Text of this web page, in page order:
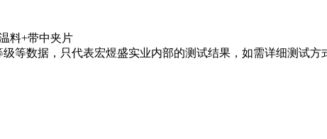
料+带中夹片
等数据，只代表宏煜盛实业内部的测试结果，如需详细测试方